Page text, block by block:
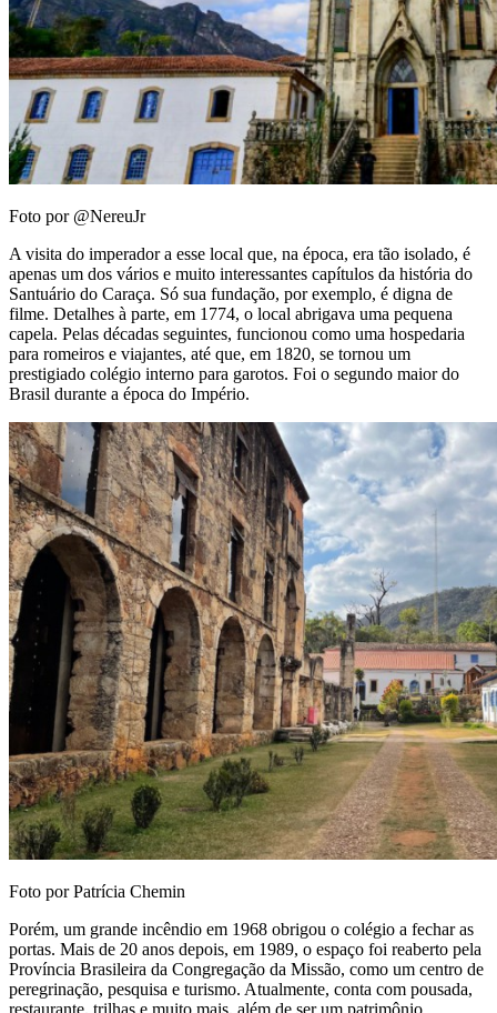
Foto por @NereuJr
A visita do imperador a esse local que, na época, era tão isolado, é
apenas um dos vários e muito interessantes capítulos da história do
Santuário do Caraça. Só sua fundação, por exemplo, é digna de
filme. Detalhes à parte, em 1774, o local abrigava uma pequena
capela. Pelas décadas seguintes, funcionou como uma hospedaria
para romeiros e viajantes, até que, em 1820, se tornou um
prestigiado colégio interno para garotos. Foi o segundo maior do
Brasil durante a época do Império.
Foto por Patrícia Chemin
Porém, um grande incêndio em 1968 obrigou o colégio a fechar as
portas. Mais de 20 anos depois, em 1989, o espaço foi reaberto pela
Província Brasileira da Congregação da Missão, como um centro de
peregrinação, pesquisa e turismo. Atualmente, conta com pousada,
restaurante, trilhas e muito mais, além de ser um patrimônio